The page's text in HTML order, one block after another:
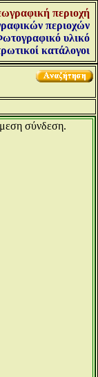
περιοχή
περιοχών
υλικό
κατάλογοι
σύνδεση.